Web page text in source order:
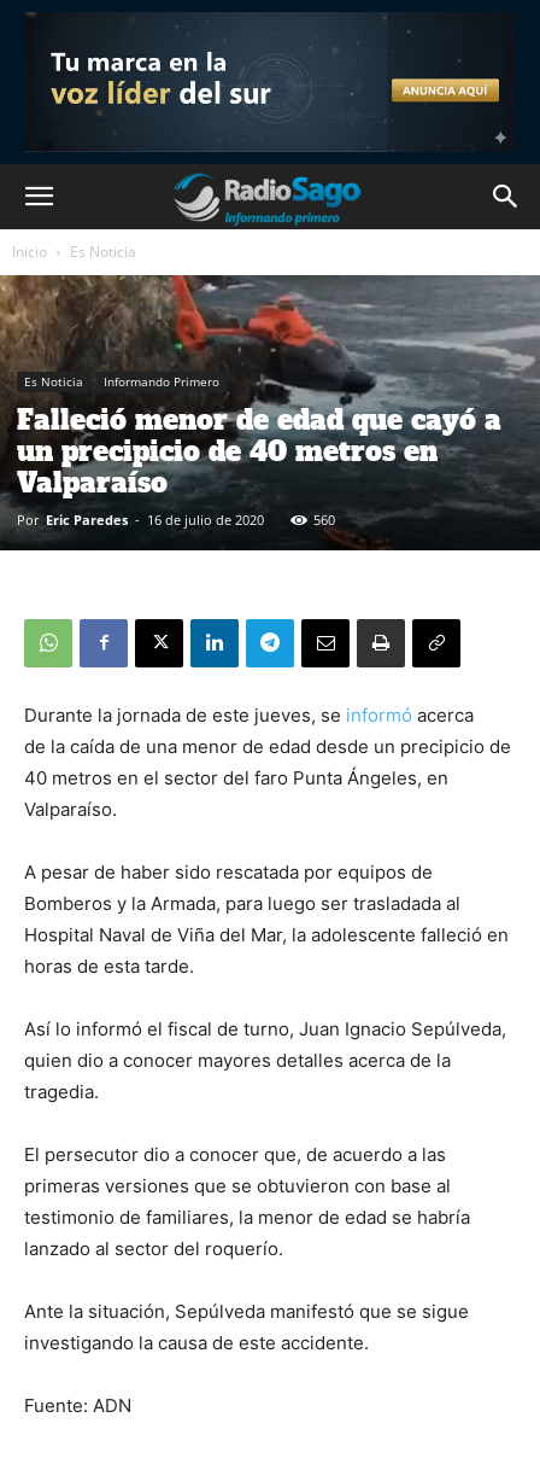
Inicio Es Noticia
Es Noticia Informando Primero
Falleció menor de edad que cayó a
un precipicio de 40 metros en
Valparaíso
Por Eric Paredes - 16 de julio de 2020 560
Durante la jornada de este jueves, se informó acerca
de la caída de una menor de edad desde un precipicio de
40 metros en el sector del faro Punta Ángeles, en
Valparaíso.
A pesar de haber sido rescatada por equipos de
Bomberos y la Armada, para luego ser trasladada al
Hospital Naval de Viña del Mar, la adolescente falleció en
horas de esta tarde.
Así lo informó el fiscal de turno, Juan Ignacio Sepúlveda,
quien dio a conocer mayores detalles acerca de la
tragedia.
El persecutor dio a conocer que, de acuerdo a las
primeras versiones que se obtuvieron con base al
testimonio de familiares, la menor de edad se habría
lanzado al sector del roquerío.
Ante la situación, Sepúlveda manifestó que se sigue
investigando la causa de este accidente.
Fuente: ADN